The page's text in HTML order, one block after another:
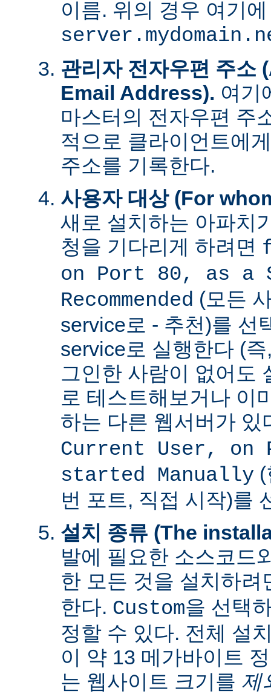
이름. 위의 경우 여기에
관리자 전자우편 주
Email Address). 여기
마스터의 전자우편 주
적으로 클라이언트에
주소를 기록한다.
사용자 대상 (For
새로 설치하는 아파치
청을 기다리게 하려면
on Port 80, as a
Recommended (모든
service로 - 추천)를 선
service로 실행한다 (
그인한 사람이 없어도
로 테스트해보거나 이
하는 다른 웹서버가
Current User, on
started Manually
번 포트, 직접 시작)를
설치 종류 (The
발에 필요한 소스코드
한 모든 것을 설치하
한다. Custom을 선택
정할 수 있다. 전체 설
이 약 13 메가바이트
는 웹사이트 크기를 제